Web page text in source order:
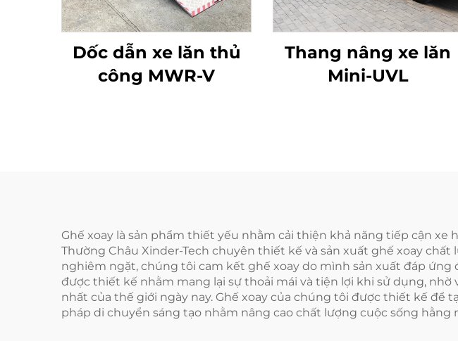
Dốc dẫn xe lăn thủ
công MWR-V
Thang nâng xe lăn
Mini-UVL
Ghế xoay là sản phẩm thiết yếu nhằm cải thiện khả năng tiếp cận
Thường Châu Xinder-Tech chuyên thiết kế và sản xuất ghế xoay
nghiêm ngặt, chúng tôi cam kết ghế xoay do mình sản xuất đáp
được thiết kế nhằm mang lại sự thoải mái và tiện lợi khi sử dụng,
nhất của thế giới ngày nay. Ghế xoay của chúng tôi được thiết kế để
pháp di chuyển sáng tạo nhằm nâng cao chất lượng cuộc sống hằng